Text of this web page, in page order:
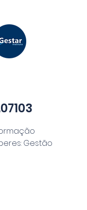
Gestão